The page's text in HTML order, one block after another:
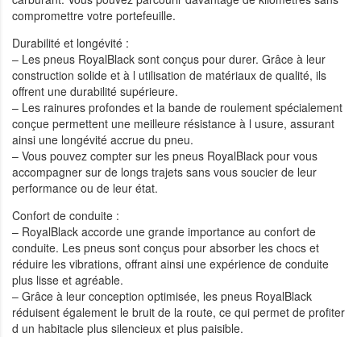
compromettre votre portefeuille.
Durabilité et longévité :
– Les pneus RoyalBlack sont conçus pour durer. Grâce à leur
construction solide et à l utilisation de matériaux de qualité, ils
offrent une durabilité supérieure.
– Les rainures profondes et la bande de roulement spécialement
conçue permettent une meilleure résistance à l usure, assurant
ainsi une longévité accrue du pneu.
– Vous pouvez compter sur les pneus RoyalBlack pour vous
accompagner sur de longs trajets sans vous soucier de leur
performance ou de leur état.
Confort de conduite :
– RoyalBlack accorde une grande importance au confort de
conduite. Les pneus sont conçus pour absorber les chocs et
réduire les vibrations, offrant ainsi une expérience de conduite
plus lisse et agréable.
– Grâce à leur conception optimisée, les pneus RoyalBlack
réduisent également le bruit de la route, ce qui permet de profiter
d un habitacle plus silencieux et plus paisible.